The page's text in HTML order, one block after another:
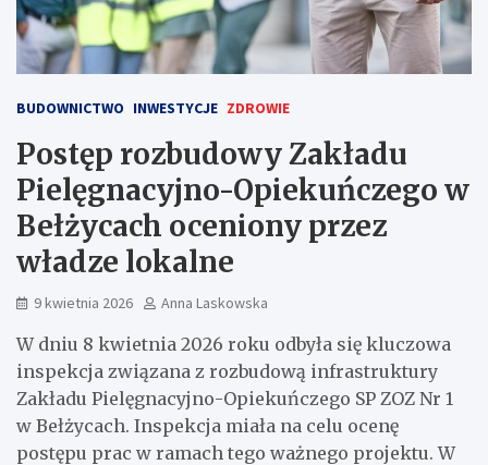
BUDOWNICTWO INWESTYCJE ZDROWIE
Postęp rozbudowy Zakładu
Pielęgnacyjno-Opiekuńczego w
Bełżycach oceniony przez
władze lokalne
9 kwietnia 2026 Anna Laskowska
W dniu 8 kwietnia 2026 roku odbyła się kluczowa
inspekcja związana z rozbudową infrastruktury
Zakładu Pielęgnacyjno-Opiekuńczego SP ZOZ Nr 1
w Bełżycach. Inspekcja miała na celu ocenę
postępu prac w ramach tego ważnego projektu. W